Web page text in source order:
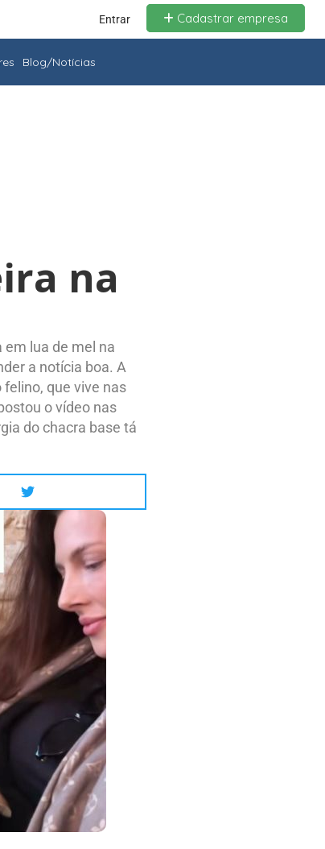
Entrar Cadastrar empresa
Blog/Notícias
na
lua de mel na
a notícia boa. A
que vive nas
o vídeo nas
do chacra base tá